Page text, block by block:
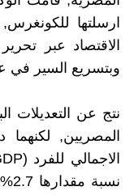
ارسلتها
الاقتصاد عبر
وبتسريع السير في
نتج عن التعديلات
المصريين,